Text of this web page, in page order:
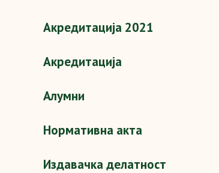
Акредитaцијa 2021
Акредитација
Алумни
Нормативна акта
Издавачка делатност